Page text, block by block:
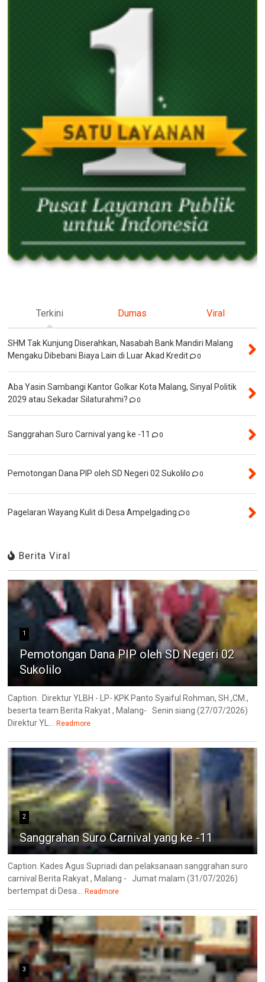
Terkini Dumas Viral
SHM Tak Kunjung Diserahkan, Nasabah Bank Mandiri Malang
Mengaku Dibebani Biaya Lain di Luar Akad Kredit
0
Aba Yasin Sambangi Kantor Golkar Kota Malang, Sinyal Politik
2029 atau Sekadar Silaturahmi?
0
Sanggrahan Suro Carnival yang ke -11 0
Pemotongan Dana PIP oleh SD Negeri 02 Sukolilo 0
Pagelaran Wayang Kulit di Desa Ampelgading 0
Berita Viral
1
Pemotongan Dana PIP oleh SD Negeri 02
Sukolilo
Caption. Direktur YLBH - LP- KPK Panto Syaiful Rohman, SH.,CM.,
beserta team Berita Rakyat , Malang- Senin siang (27/07/2026)
Direktur YL...
Readmore
2
Sanggrahan Suro Carnival yang ke -11
Caption. Kades Agus Supriadi dan pelaksanaan sanggrahan suro
carnival Berita Rakyat , Malang - Jumat malam (31/07/2026)
bertempat di Desa...
Readmore
3